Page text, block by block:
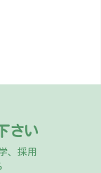
さい
、採用